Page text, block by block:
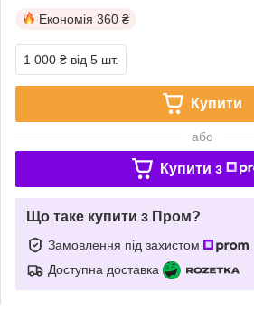
Економія 360 ₴
1 000 ₴ від 5 шт.
Купити
або
Купити з
Що таке купити з Пром?
Замовлення під захистом
Доступна доставка